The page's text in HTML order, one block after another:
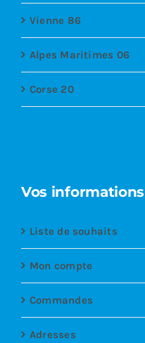
Vienne 86
Alpes Maritimes 06
Corse 20
Vos informations
Liste de souhaits
Mon compte
Commandes
Adresses